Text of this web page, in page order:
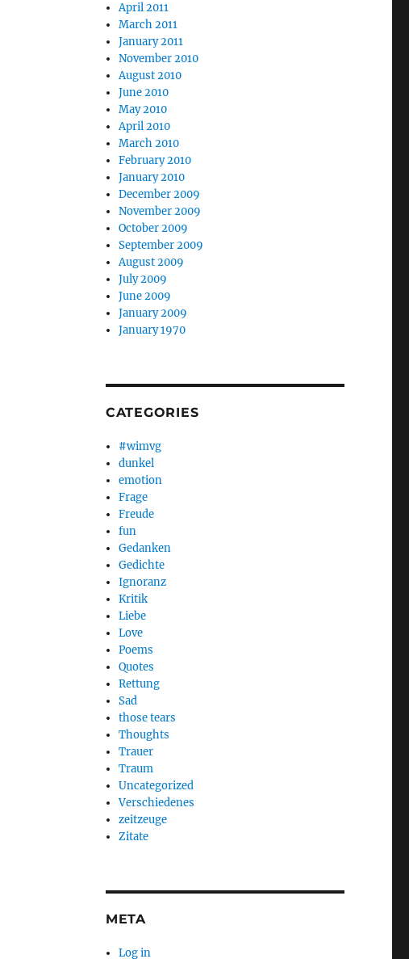
April 2011
March 2011
January 2011
November 2010
August 2010
June 2010
May 2010
April 2010
March 2010
February 2010
January 2010
December 2009
November 2009
October 2009
September 2009
August 2009
July 2009
June 2009
January 2009
January 1970
CATEGORIES
#wimvg
dunkel
emotion
Frage
Freude
fun
Gedanken
Gedichte
Ignoranz
Kritik
Liebe
Love
Poems
Quotes
Rettung
Sad
those tears
Thoughts
Trauer
Traum
Uncategorized
Verschiedenes
zeitzeuge
Zitate
META
Log in